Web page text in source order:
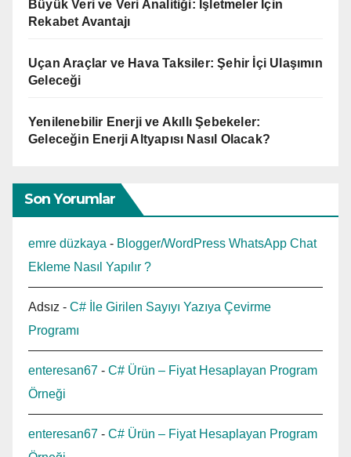
Büyük Veri ve Veri Analitiği: İşletmeler İçin
Rekabet Avantajı
Uçan Araçlar ve Hava Taksiler: Şehir İçi Ulaşımın
Geleceği
Yenilenebilir Enerji ve Akıllı Şebekeler:
Geleceğin Enerji Altyapısı Nasıl Olacak?
Son Yorumlar
emre düzkaya - Blogger/WordPress WhatsApp Chat
Ekleme Nasıl Yapılır ?
Adsız - C# İle Girilen Sayıyı Yazıya Çevirme
Programı
enteresan67 - C# Ürün – Fiyat Hesaplayan Program
Örneği
enteresan67 - C# Ürün – Fiyat Hesaplayan Program